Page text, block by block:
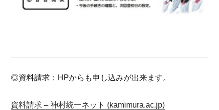
◎資料請求：HPからも申し込みが出来ます。
資料請求 – 神村統一ネット (kamimura.ac.jp)